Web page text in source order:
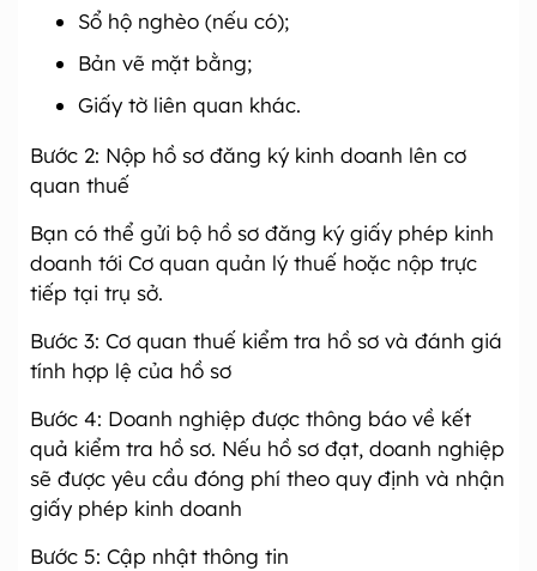
Sổ hộ nghèo (nếu có);
Bản vẽ mặt bằng;
Giấy tờ liên quan khác.
Bước 2: Nộp hồ sơ đăng ký kinh doanh lên cơ
quan thuế
Bạn có thể gửi bộ hồ sơ đăng ký giấy phép kinh
doanh tới Cơ quan quản lý thuế hoặc nộp trực
tiếp tại trụ sở.
Bước 3: Cơ quan thuế kiểm tra hồ sơ và đánh giá
tính hợp lệ của hồ sơ
Bước 4: Doanh nghiệp được thông báo về kết
quả kiểm tra hồ sơ. Nếu hồ sơ đạt, doanh nghiệp
sẽ được yêu cầu đóng phí theo quy định và nhận
giấy phép kinh doanh
Bước 5: Cập nhật thông tin